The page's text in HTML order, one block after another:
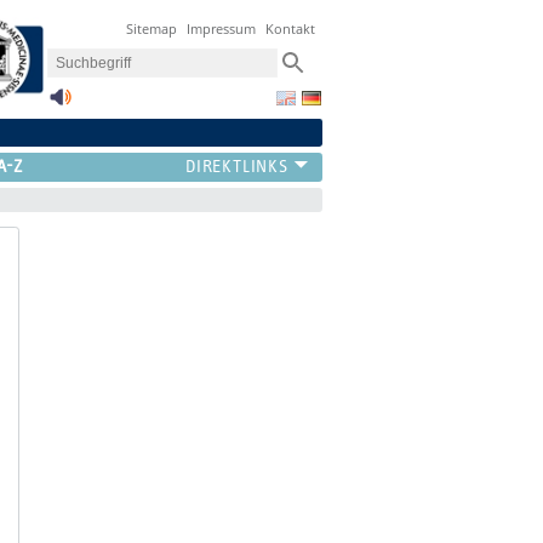
Sitemap Impressum Kontakt
Z